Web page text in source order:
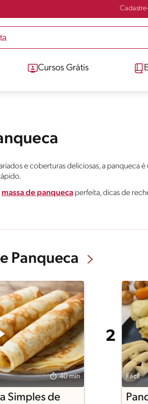
Cursos Grátis
e coberturas deliciosas, a panqueca
massa de panqueca perfeita, dicas de
Panqueca
40 min
Simples de
Fácil